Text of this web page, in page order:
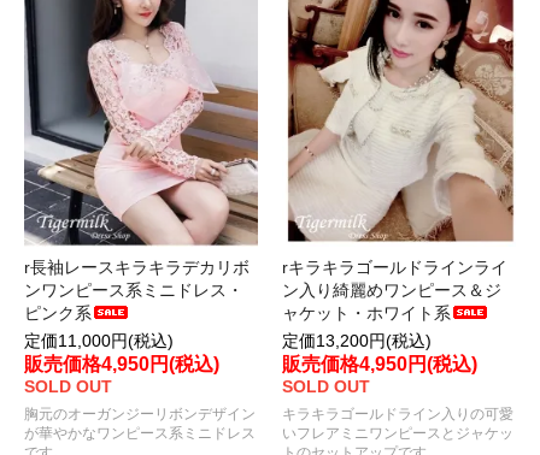
r長袖レースキラキラデカリボ
ンワンピース系ミニドレス・
ピンク系
定価11,000円(税込)
販売価格4,950円(税込)
SOLD OUT
胸元のオーガンジーリボンデザイン
が華やかなワンピース系ミニドレス
rキラキラゴールドラインライ
ン入り綺麗めワンピース＆ジ
ャケット・ホワイト系
定価13,200円(税込)
販売価格4,950円(税込)
SOLD OUT
キラキラゴールドライン入りの可愛
いフレアミニワンピースとジャケッ